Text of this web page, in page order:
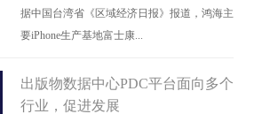
据中国台湾省《区域经济日报》报道，鸿海主
要iPhone生产基地富士康...
出版物数据中心PDC平台面向多个
行业，促进发展